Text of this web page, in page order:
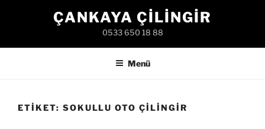
ÇANKAYA ÇILINGIR
0533 650 18 88
Menü
ETIKET: SOKULLU OTO ÇILINGIR